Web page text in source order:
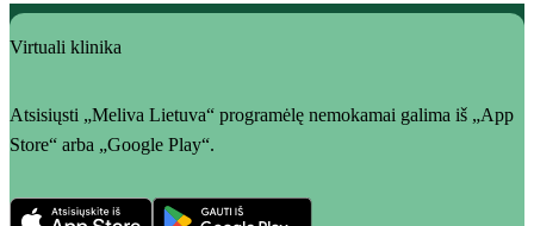
Virtuali klinika
Atsisiųsti „Meliva Lietuva“ programėlę nemokamai galima iš „App
Store“ arba „Google Play“.